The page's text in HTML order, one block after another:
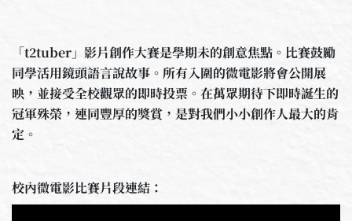
「t2tuber」影片創作大賽是學期未的創意焦點。比賽鼓勵
同學活用鏡頭語言說故事。所有入圍的微電影將會公開展
映，並接受全校觀眾的即時投票。在萬眾期待下即時誕生的
冠軍殊榮，連同豐厚的獎賞，是對我們小小創作人最大的肯
定。
校內微電影比賽片段連結：